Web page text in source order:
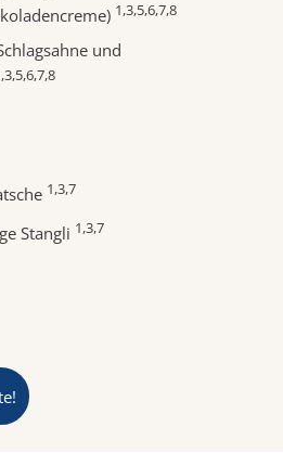
1,3,5,6,7,8
und
1,3,7
Stangli 1,3,7